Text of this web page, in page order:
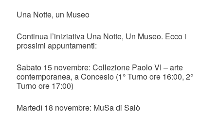
Una Notte, un Museo
Continua l’iniziativa Una Notte, Un Museo. Ecco i
prossimi appuntamenti:
Sabato 15 novembre: Collezione Paolo VI – arte
contemporanea, a Concesio (1° Turno ore 16:00, 2°
Turno ore 17:00)
Martedì 18 novembre: MuSa di Salò